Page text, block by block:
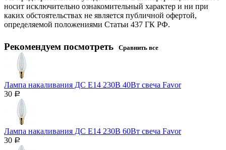
носит исключительно ознакомительный характер и ни при
каких обстоятельствах не является публичной офертой,
определяемой положениями Статьи 437 ГК РФ.
Рекомендуем посмотреть Сравнить все
Лампа накаливания ДС Е14 230В 40Вт свеча Favor
30 Р
Лампа накаливания ДС Е14 230В 60Вт свеча Favor
30 Р